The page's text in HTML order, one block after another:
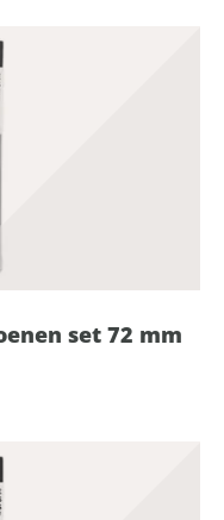
set 72 mm